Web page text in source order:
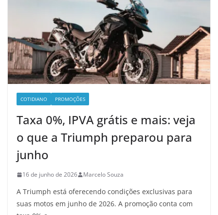
COTIDIANO PROMOÇÕES
Taxa 0%, IPVA grátis e mais: veja
o que a Triumph preparou para
junho
16 de junho de 2026 Marcelo Souza
A Triumph está oferecendo condições exclusivas para
suas motos em junho de 2026. A promoção conta com